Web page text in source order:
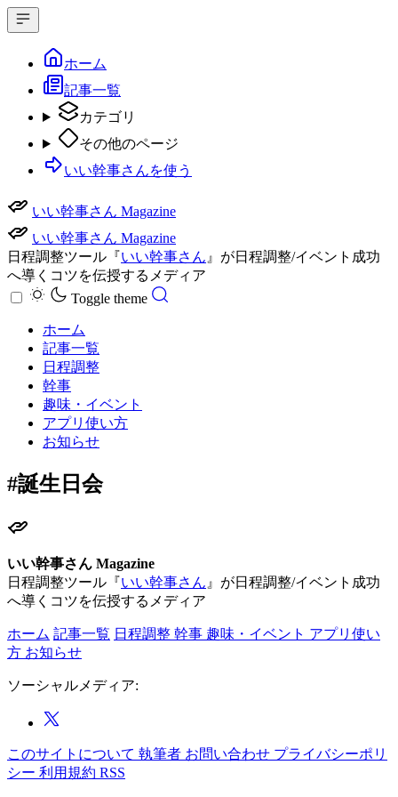
ホーム
記事一覧
カテゴリ
その他のページ
いい幹事さんを使う
いい幹事さん Magazine
いい幹事さん Magazine
日程調整ツール『いい幹事さん 』が日程調整/イベント成功
へ導くコツを伝授するメディア
Toggle theme
ホーム
記事一覧
日程調整
幹事
趣味・イベント
アプリ使い方
お知らせ
#誕生日会
いい幹事さん Magazine
日程調整ツール『いい幹事さん 』が日程調整/イベント成功
へ導くコツを伝授するメディア
ホーム 記事一覧 日程調整 幹事 趣味・イベント アプリ使い
方 お知らせ
ソーシャルメディア:
このサイトについて 執筆者 お問い合わせ プライバシーポリ
シー 利用規約 RSS